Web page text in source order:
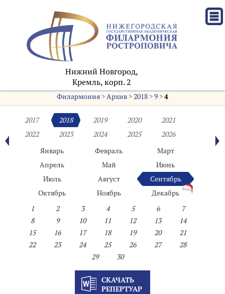
Нижний Новгород,
Кремль, корп. 2
Филармония>Архив>2018>9>4
2017 2018 2019 2020
2021
2022
2023 2024 2025
2026
Январь
Февраль
Март
Апрель
Май
Июнь
Июль
Август
Сентябрь
Октябрь
Ноябрь
Декабрь
1
2 3 4 5 6
7
8
9 10 11 12 13
14
15
16 17 18 19 20
21
22
23 24 25 26 27
28
29
30
СКАЧАТЬ
РЕПЕРТУАР